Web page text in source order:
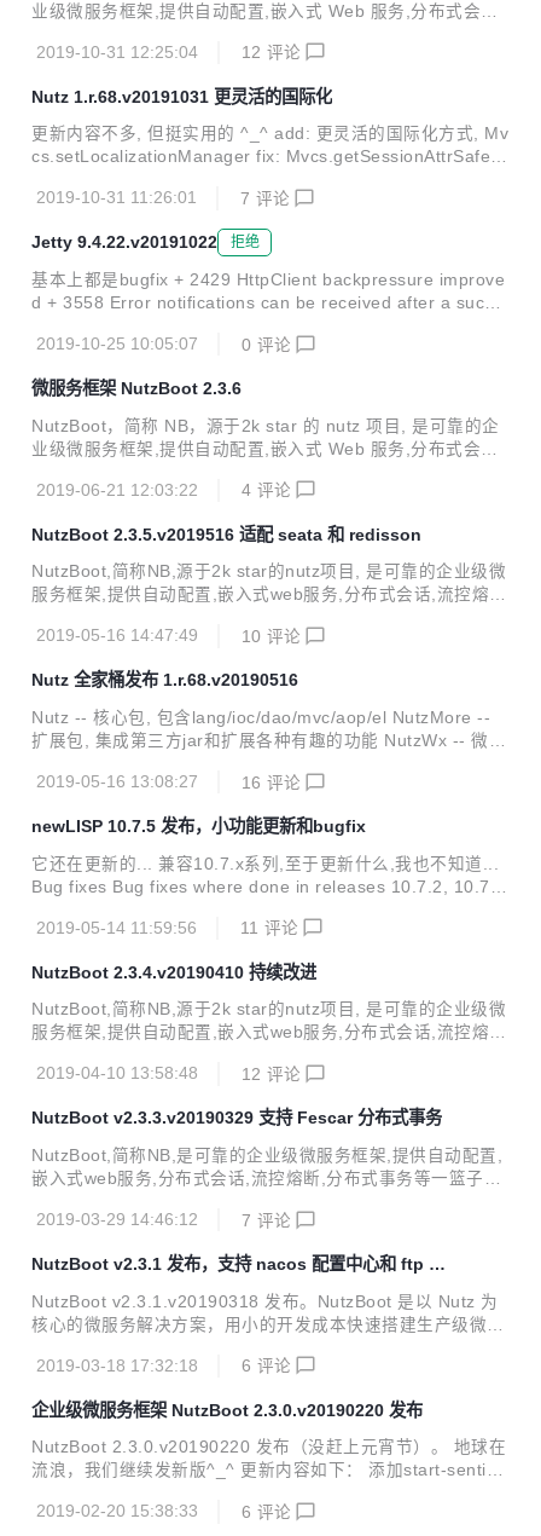
业级微服务框架,提供自动配置,嵌入式 Web 服务,分布式会话,
可一个完善的微服务进程. 已经在几十家企业深度使用, 码云
善的 git 提交日志,响应及时的 issue 系统,随时秒回的问答社
区^_^ 本次更新带来: 新增了几个实用的demo, 更新了几个核
心的组件, 特别是dubbo和seata 时间: 2019-10-31 曲目: 那
年那兔那些事-第一季 兼容性: 兼容2.0.x/2...
2019-10-31 12:25:04 12 评论
Nutz 1.r.68.v20191031 更灵活的国际化
更新内容不多, 但挺实用的 ^_^ add: 更灵活的国际化方式, Mv
cs.setLocalizationManager fix: Mvcs.getSessionAttrSafe在
2019-10-31 11:26:01
7 评论
Jetty 9.4.22.v20191022 拒绝
基本上都是bugfix + 2429 HttpClient backpressure improve
d + 3558 Error notifications can be received after a succe
Exception instead of SSLHandshakeException on certifica
tion: Invalid for read ...
2019-10-25 10:05:07 0 评论
微服务框架 NutzBoot 2.3.6
NutzBoot，简称 NB，源于2k star 的 nutz 项目, 是可靠的企
业级微服务框架,提供自动配置,嵌入式 Web 服务,分布式会话,
可一个完善的微服务进程. 已经在几十家企业深度使用, 码云
善的 git 提交日志,响应及时的 issue 系统,随时秒回的问答社
区^_^ 本次更新带来: 主要是 bugfix 和新增文档. 由于 wendal
的失误,引用的是 nutz 快照版,介意的童鞋请等待下一个版本再
2019-06-21 12:03:22 4 评论
NutzBoot 2.3.5.v2019516 适配 seata 和 redisson
NutzBoot,简称NB,源于2k star的nutz项目, 是可靠的企业级微
服务框架,提供自动配置,嵌入式web服务,分布式会话,流控熔
完善的微服务进程. 已经在几十家企业深度使用, 码云GVP加
提交日志,响应及时的issue系统,随时秒回的问答社区^_^ 本次
更新带来: 适配seata 0.5.1, 添加redisson支持 发布时间: 201
9-05-16 配套曲目: Rewrite The Stars 兼容性: 兼容2.0.x/2.
2019-05-16 14:47:49 10 评论
Nutz 全家桶发布 1.r.68.v20190516
Nutz -- 核心包, 包含lang/ioc/dao/mvc/aop/el NutzMore --
扩展包, 集成第三方jar和扩展各种有趣的功能 NutzWx -- 微信
e/@PrevDelete注解 * add: EL类添加2个帮助方法,方便添加
xiaoxiaoxin * add: hmacSHA256方法 by howe * fix: Mirror
处理特殊枚举类时,没有正确判断枚举类型 * fix: 登出的时候, s
e...
2019-05-16 13:08:27 16 评论
newLISP 10.7.5 发布，小功能更新和bugfix
它还在更新的... 兼容10.7.x系列,至于更新什么,我也不知道...
Bug fixes Bug fixes where done in releases 10.7.2, 10.7.
er with other funtions like read, seek and search, file posit
6 encoded filenames on MS Window...
2019-05-14 11:59:56 11 评论
NutzBoot 2.3.4.v20190410 持续改进
NutzBoot,简称NB,源于2k star的nutz项目, 是可靠的企业级微
服务框架,提供自动配置,嵌入式web服务,分布式会话,流控熔
完善的微服务进程. 已经在几十家企业深度使用, 码云GVP加
提交日志,响应及时的issue系统,随时秒回的问答社区^_^ 本次
更新带来: 添加对sqltplxml的内置支持^_^ 适配分离打包jar时,
扫描不到类的问题 更新时间: 2019-04-10 配套曲目: [蓝色多
2019-04-10 13:58:48 12 评论
NutzBoot v2.3.3.v20190329 支持 Fescar 分布式事务
NutzBoot,简称NB,是可靠的企业级微服务框架,提供自动配置,
嵌入式web服务,分布式会话,流控熔断,分布式事务等一篮子解
新带来fescar的支持, 至此, 阿里系nacos(配置与注册)/sentin
声音 兼容性: 继续无缝兼容2.x系列的 关键变更: 1. add: 支持f
escar分布式事务,对应fescar 0.4版, AT模式 2. add: 添加ftp
客户端的支持,方便做部署运维, 这个已经在nutzwk中实际运用
2019-03-29 14:46:12 7 评论
NutzBoot v2.3.1 发布，支持 nacos 配置中心和 ftp 客
户端
NutzBoot v2.3.1.v20190318 发布。NutzBoot 是以 Nutz 为
核心的微服务解决方案，用小的开发成本快速搭建生产级微服
持。 时间: 2019-03-18 曲目: 帕卡贝尔的卡农变奏曲 兼容性:
支持 by 文涛 add: 新增多数据源的使用Demo by 文涛 add: n
utzboot-starter-ftp FTP客户端 add: idea插件的链接 updat
e: starter-logback-ex...
2019-03-18 17:32:18 6 评论
企业级微服务框架 NutzBoot 2.3.0.v20190220 发布
NutzBoot 2.3.0.v20190220 发布（没赶上元宵节）。 地球在
流浪，我们继续发新版^_^ 更新内容如下： 添加start-sentine
用快照版 时间: 2019-02-20 曲目: 不可说 兼容性: 兼容2.0.x/
2019-02-20 15:38:33 6 评论